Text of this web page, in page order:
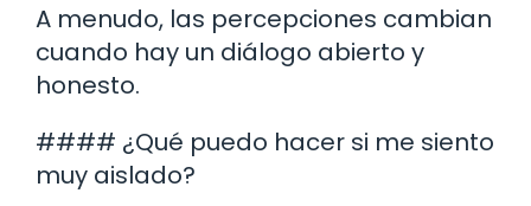
A menudo, las percepciones cambian
cuando hay un diálogo abierto y
honesto.
#### ¿Qué puedo hacer si me siento
muy aislado?